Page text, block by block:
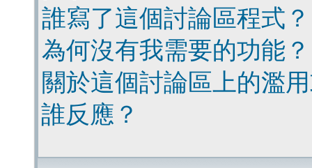
誰寫了這個討論區程式？
為何沒有我需要的功能？
關於這個討論區上的濫
誰反應？